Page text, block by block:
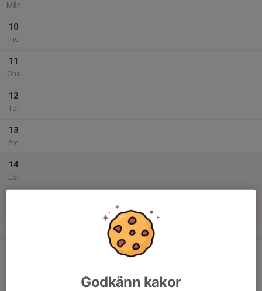
Mån
10
Tis
11
Ons
12
Tor
13
Fre
14
Lör
v.25
Godkänn kakor